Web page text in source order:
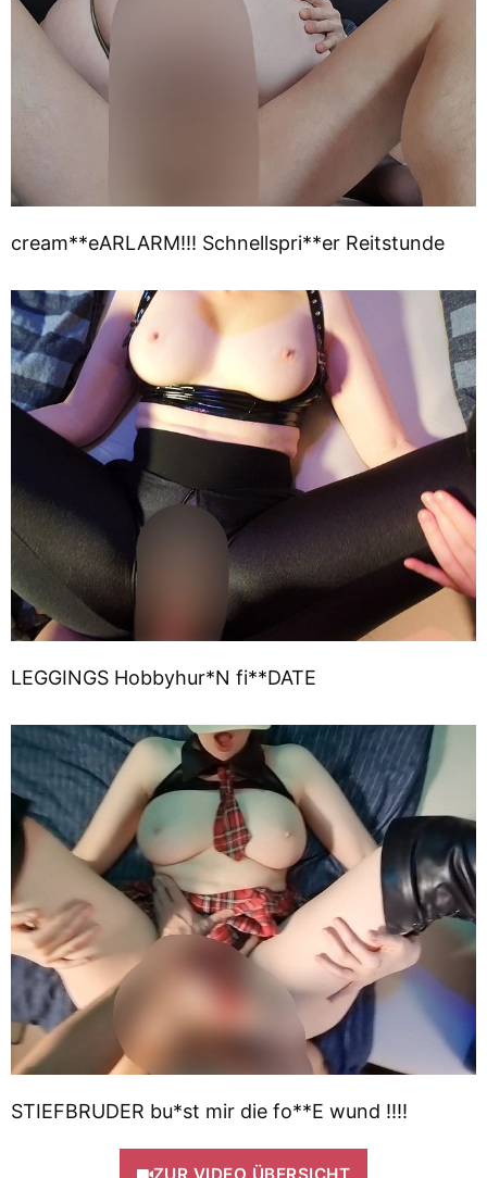
cream**eARLARM!!! Schnellspri**er Reitstunde
LEGGINGS Hobbyhur*N fi**DATE
STIEFBRUDER bu*st mir die fo**E wund !!!!
ZUR VIDEO ÜBERSICHT